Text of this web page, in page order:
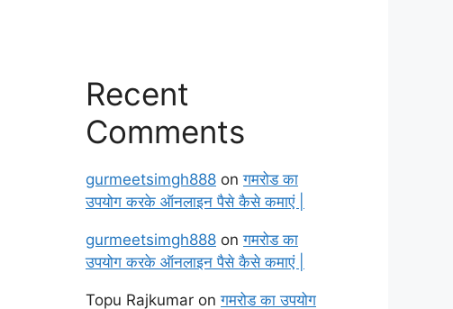
Recent
Comments
gurmeetsimgh888 onगमरोड का
उपयोग करके ऑनलाइन पैसे कैसे कमाएं |
gurmeetsimgh888 onगमरोड का
उपयोग करके ऑनलाइन पैसे कैसे कमाएं |
Topu Rajkumar onगमरोड का उपयोग